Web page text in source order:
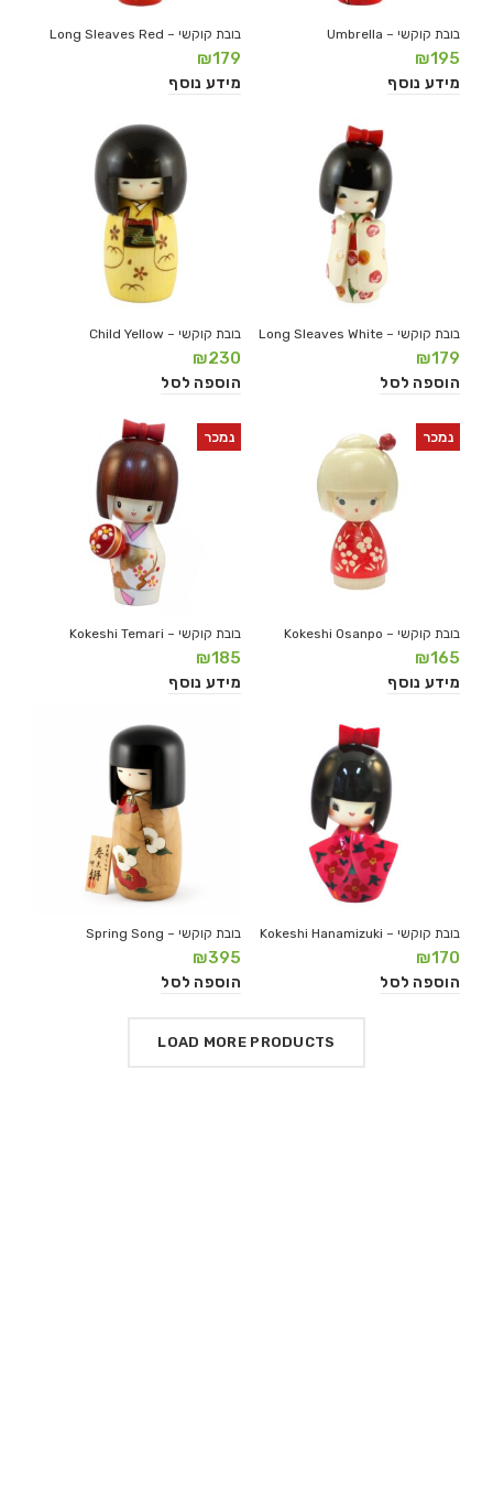
בובת קוקשי – Umbrella
₪195
מידע נוסף
בובת קוקשי – Long Sleaves Red
₪179
מידע נוסף
בובת קוקשי – Long Sleaves White
₪179
הוספה לסל
בובת קוקשי – Child Yellow
₪230
הוספה לסל
נמכר
בובת קוקשי – Kokeshi Osanpo
₪165
מידע נוסף
נמכר
בובת קוקשי – Kokeshi Temari
₪185
מידע נוסף
בובת קוקשי – Kokeshi Hanamizuki
₪170
הוספה לסל
בובת קוקשי – Spring Song
₪395
הוספה לסל
LOAD MORE PRODUCTS